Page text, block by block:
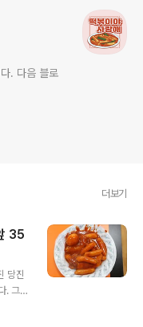
. 다음 블로
더보기
35
당진
. 그
위